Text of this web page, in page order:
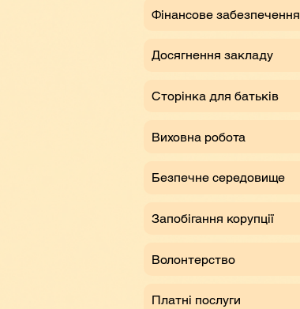
Фінансове забезпечення
Досягнення закладу
Сторінка для батьків
Виховна робота
Безпечне середовище
Запобігання корупції
Волонтерство
Платні послуги